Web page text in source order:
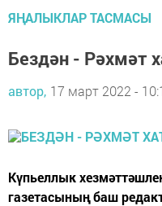
ЯҢАЛЫКЛАР ТАСМАСЫ
Бездән - Рәхмәт
автор, 17 март 2022 -
Күпьеллык
газетасының баш